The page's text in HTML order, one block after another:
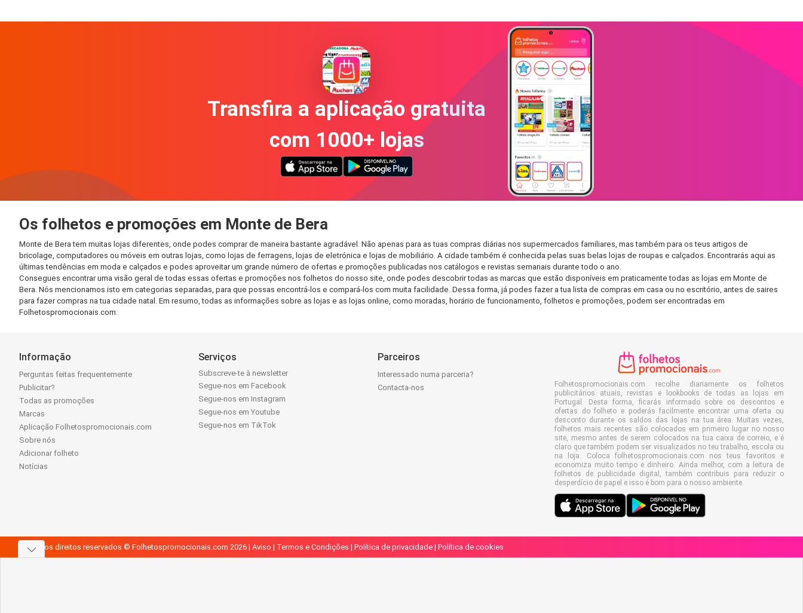
Transfira a aplicação gratuita
com 1000+ lojas
Os folhetos e promoções em Monte de Bera
Monte de Bera tem muitas lojas diferentes, onde podes comprar de maneira bastante agradável. Não apenas para as tuas compras diárias nos supermercados familiares, mas também para os teus artigos de
bricolage, computadores ou móveis em outras lojas, como lojas de ferragens, lojas de eletrónica e lojas de mobiliário. A cidade também é conhecida pelas suas belas lojas de roupas e calçados. Encontrarás aqui as
últimas tendências em moda e calçados e podes aproveitar um grande número de ofertas e promoções publicadas nos catálogos e revistas semanais durante todo o ano.
Consegues encontrar uma visão geral de todas essas ofertas e promoções nos folhetos do nosso site, onde podes descobrir todas as marcas que estão disponíveis em praticamente todas as lojas em Monte de
Bera. Nós mencionamos isto em categorias separadas, para que possas encontrá-los e compará-los com muita facilidade. Dessa forma, já podes fazer a tua lista de compras em casa ou no escritório, antes de saires
para fazer compras na tua cidade natal. Em resumo, todas as informações sobre as lojas e as lojas online, como moradas, horário de funcionamento, folhetos e promoções, podem ser encontradas em
Folhetospromocionais.com.
Informação
Perguntas feitas frequentemente
Publicitar?
Todas as promoções
Marcas
Aplicação Folhetospromocionais.com
Sobre nós
Adicionar folheto
Notícias
Serviços
Subscreve-te à newsletter
Segue-nos em Facebook
Segue-nos em Instagram
Segue-nos em Youtube
Segue-nos em TikTok
Parceiros
Interessado numa parceria?
Contacta-nos
Folhetospromocionais.com recolhe diariamente os folhetos
publicitários atuais, revistas e lookbooks de todas as lojas em
Portugal. Desta forma, ficarás informado sobre os descontos e
ofertas do folheto e poderás facilmente encontrar uma oferta ou
desconto durante os saldos das lojas na tua área. Muitas vezes,
folhetos mais recentes são colocados em primeiro lugar no nosso
site, mesmo antes de serem colocados na tua caixa de correio, e é
claro que também podem ser visualizados no teu trabalho, escola ou
na loja. Coloca folhetospromocionais.com nos teus favoritos e
economiza muito tempo e dinheiro. Ainda melhor, com a leitura de
folhetos de publicidade digital, também contribuis para reduzir o
desperdício de papel e isso é bom para o nosso ambiente.
Todos os direitos reservados © Folhetospromocionais.com 2026 | Aviso | Termos e Condições | Política de privacidade | Política de cookies